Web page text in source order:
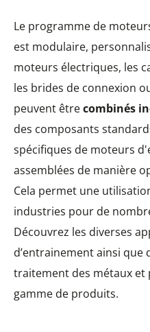
Le programme de
est modulaire,
moteurs électriques, les
les brides de connexion
peuvent êtrecombinés
des composants
spécifiques de moteurs
assemblées de manière
Cela permet une
industries pour de
Découvrez les diverses
d’entrainement ainsi
traitement des métaux
gamme de produits.